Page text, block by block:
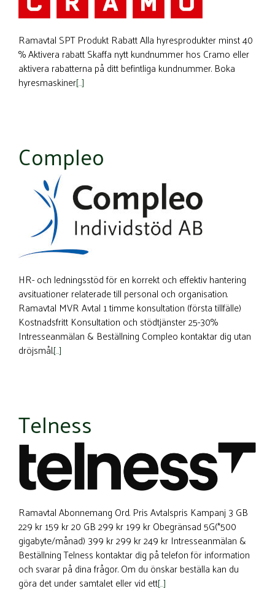
Ramavtal SPT Produkt Rabatt Alla hyresprodukter minst 40
% Aktivera rabatt Skaffa nytt kundnummer hos Cramo eller
aktivera rabatterna på ditt befintliga kundnummer. Boka
hyresmaskiner[…]
Compleo
HR- och ledningsstöd för en korrekt och effektiv hantering
avsituationer relaterade till personal och organisation.
Ramavtal MVR Avtal 1 timme konsultation (första tillfälle)
Kostnadsfritt Konsultation och stödtjänster 25-30%
Intresseanmälan & Beställning Compleo kontaktar dig utan
dröjsmål.[…]
Telness
Ramavtal Abonnemang Ord. Pris Avtalspris Kampanj 3 GB
229 kr 159 kr 20 GB 299 kr 199 kr Obegränsad 5G(*500
gigabyte/månad) 399 kr 299 kr 249 kr Intresseanmälan &
Beställning Telness kontaktar dig på telefon för information
och svarar på dina frågor. Om du önskar beställa kan du
göra det under samtalet eller vid ett[…]